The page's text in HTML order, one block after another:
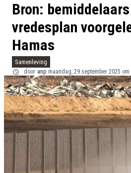
Bron:
vredesplan
Hamas
Samenleving
door anp maandag, 29 september 2025 om